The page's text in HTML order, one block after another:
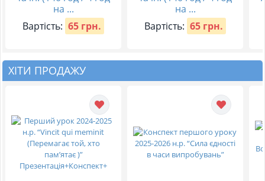
на ...
Вартість: 65 грн.
на ...
Вартість: 65 грн.
ХІТИ ПРОДАЖУ